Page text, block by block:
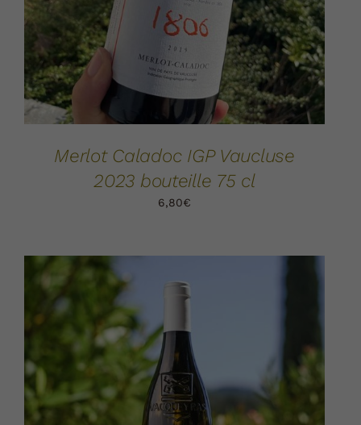
Merlot Caladoc IGP Vaucluse
2023 bouteille 75 cl
6,80€
AJOUTER AU PANIER / DÉTAILS